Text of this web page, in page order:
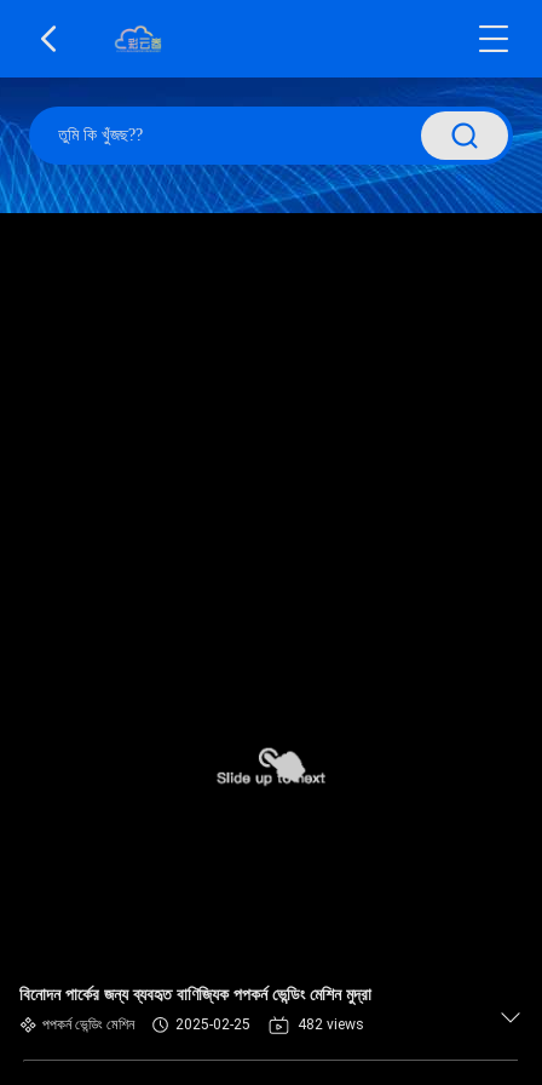
বিনোদন পার্কের জন্য ব্যবহৃত বাণিজ্যিক পপকর্ন ভেন্ডিং মেশিন মুদ্রা
পপকর্ন ভেন্ডিং মেশিন 2025-02-25 482 views